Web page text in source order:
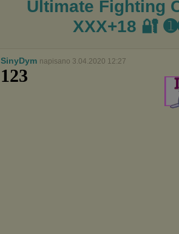
Ultimate Fighting
XXX+18 🔐
SinyDym napisano 3.04.2020 12:27
123